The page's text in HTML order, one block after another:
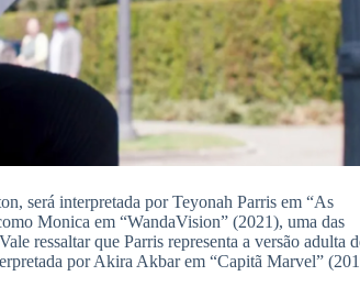
será interpretada por Teyonah Parris em “As
Monica em “WandaVision” (2021), uma das
ressaltar que Parris representa a versão adulta
por Akira Akbar em “Capitã Marvel”